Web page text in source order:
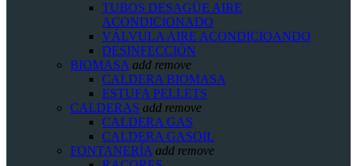
TUBOS DESAGÜE AIRE
ACONDICIONADO
VÁLVULA AIRE ACONDICIOANDO
DESINFECCIÓN
BIOMASA add remove
CALDERA BIOMASA
ESTUFA PELLETS
CALDERAS add remove
CALDERA GAS
CALDERA GASOIL
FONTANERÍA add remove